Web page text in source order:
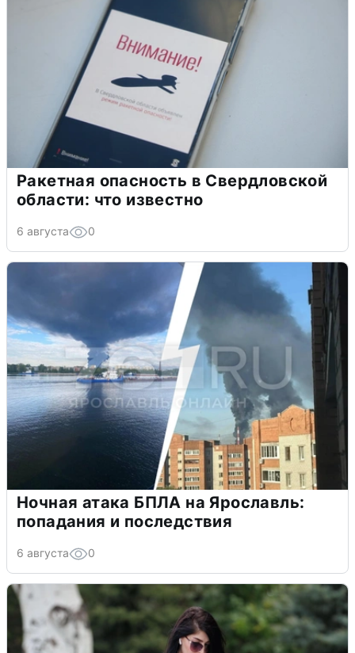
Ракетная опасность в Свердловской
области: что известно
6 августа 0
Ночная атака БПЛА на Ярославль:
попадания и последствия
6 августа 0